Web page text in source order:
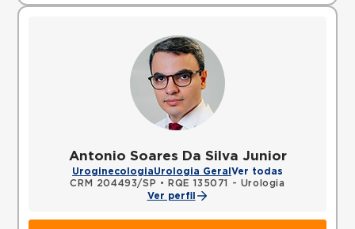
Antonio Soares Da Silva Junior
UroginecologiaUrologia Geral Ver todas
CRM 204493/SP •
RQE 135071 - Urologia
Ver perfil